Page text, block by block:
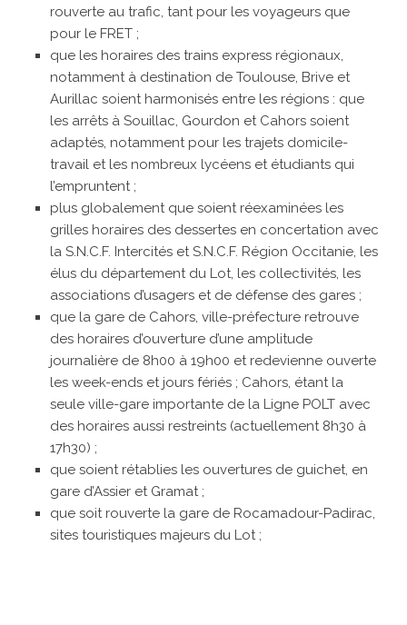
rouverte au trafic, tant pour les voyageurs que
pour le FRET ;
que les horaires des trains express régionaux,
notamment à destination de Toulouse, Brive et
Aurillac soient harmonisés entre les régions : que
les arrêts à Souillac, Gourdon et Cahors soient
adaptés, notamment pour les trajets domicile-
travail et les nombreux lycéens et étudiants qui
l’empruntent ;
plus globalement que soient réexaminées les
grilles horaires des dessertes en concertation avec
la S.N.C.F. Intercités et S.N.C.F. Région Occitanie, les
élus du département du Lot, les collectivités, les
associations d’usagers et de défense des gares ;
que la gare de Cahors, ville-préfecture retrouve
des horaires d’ouverture d’une amplitude
journalière de 8h00 à 19h00 et redevienne ouverte
les week-ends et jours fériés ; Cahors, étant la
seule ville-gare importante de la Ligne POLT avec
des horaires aussi restreints (actuellement 8h30 à
17h30) ;
que soient rétablies les ouvertures de guichet, en
gare d’Assier et Gramat ;
que soit rouverte la gare de Rocamadour-Padirac,
sites touristiques majeurs du Lot ;